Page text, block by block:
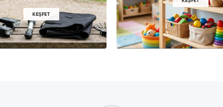
KEŞFET